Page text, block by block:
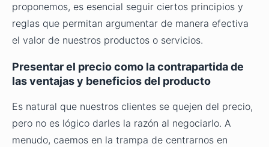
proponemos, es esencial seguir ciertos principios y
reglas que permitan argumentar de manera efectiva
el valor de nuestros productos o servicios.
Presentar el precio como la contrapartida de
las ventajas y beneficios del producto
Es natural que nuestros clientes se quejen del precio,
pero no es lógico darles la razón al negociarlo. A
menudo, caemos en la trampa de centrarnos en